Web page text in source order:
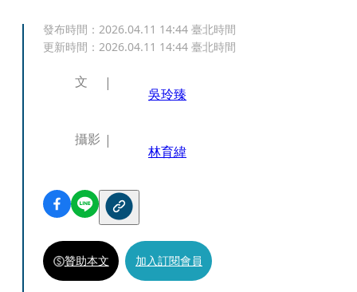
發布時間： 2026.04.11 14:44 臺北時間
更新時間： 2026.04.11 14:44 臺北時間
文
吳玲臻
攝影
林育緯
贊助本文 加入訂閱會員